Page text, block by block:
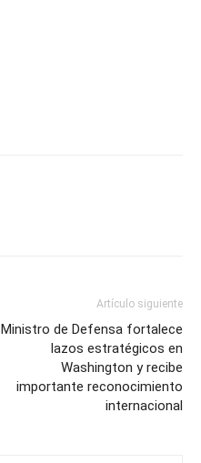
Artículo siguiente
Ministro de Defensa fortalece
lazos estratégicos en
Washington y recibe
importante reconocimiento
internacional